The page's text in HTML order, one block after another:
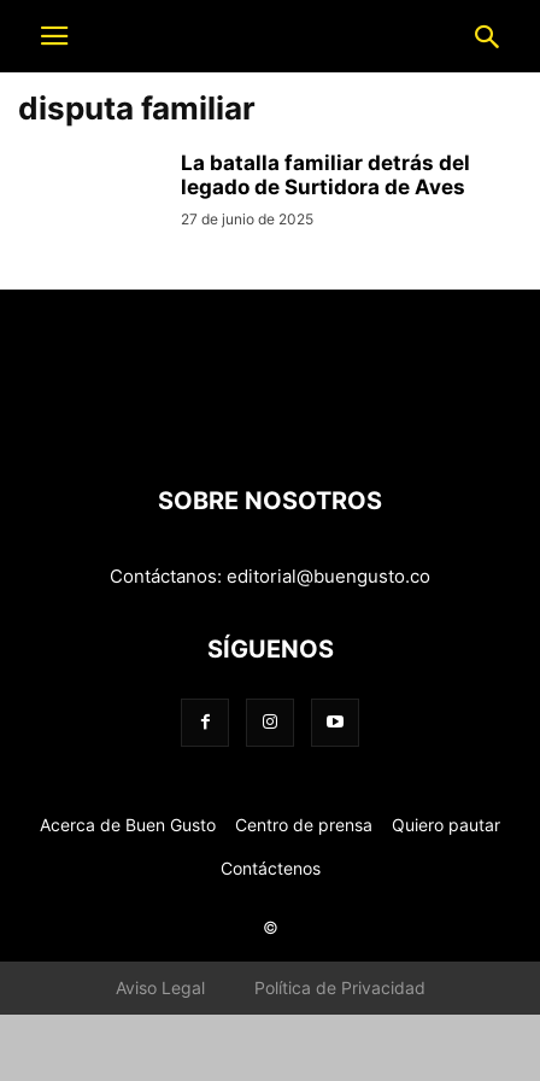
disputa familiar
La batalla familiar detrás del
legado de Surtidora de Aves
27 de junio de 2025
SOBRE NOSOTROS
Contáctanos: editorial@buengusto.co
SÍGUENOS
Acerca de Buen Gusto Centro de prensa Quiero pautar
Contáctenos
©
Aviso Legal Política de Privacidad